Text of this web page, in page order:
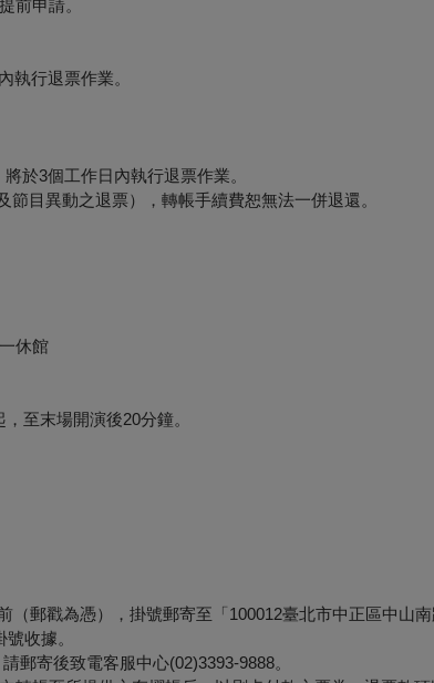
前申請。
執行退票作業。
於3個工作日內執行退票作業。
目異動之退票），轉帳手續費恕無法一併退還。
休館
至末場開演後20分鐘。
郵戳為憑），掛號郵寄至「100012臺北市中正區中山
收據。
寄後致電客服中心(02)3393-9888。